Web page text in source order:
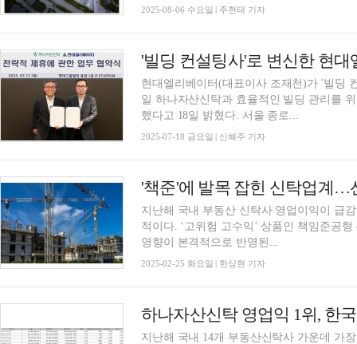
2025-08-06 수요일 | 주현태 기자
'빌딩 컨설팅사'로 변신한 현
현대엘리베이터(대표이사 조재천)가 '빌딩
일 하나자산신탁과 효율적인 빌딩 관리를
했다고 18일 밝혔다. 서울 종로...
2025-07-18 금요일 | 신혜주 기자
'책준'에 발목 잡힌 신탁업계…
지난해 국내 부동산 신탁사 영업이익이 급
적이다. ‘고위험 고수익’ 상품인 책임준공
영향이 본격적으로 반영된...
2025-02-25 화요일 | 한상현 기자
지난해 국내 14개 부동산신탁사 가운데 가